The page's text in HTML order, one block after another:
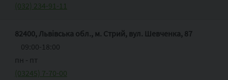
(032) 234-91-11
82400, Львівська обл., м. Стрий, вул. Шевченка, 87
09:00-18:00
пн ‑ пт
(03245) 7-70-00